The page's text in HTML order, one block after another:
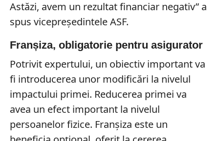
Astăzi, avem un rezultat financiar negativ” a
spus vicepreședintele ASF.
Franșiza, obligatorie pentru asigurator
Potrivit expertului, un obiectiv important va
fi introducerea unor modificări la nivelul
impactului primei. Reducerea primei va
avea un efect important la nivelul
persoanelor fizice. Franșiza este un